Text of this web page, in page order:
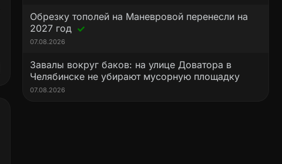
Обрезку тополей на Маневровой перенесли на
2027 год
07.08.2026
Завалы вокруг баков: на улице Доватора в
Челябинске не убирают мусорную площадку
07.08.2026